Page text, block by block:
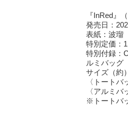
『InRed』
発売日：
表紙：波瑠
特別定価：
特別付録：
ルミバッグ
サイズ（約
〈トート
〈アルミ
※トートバ